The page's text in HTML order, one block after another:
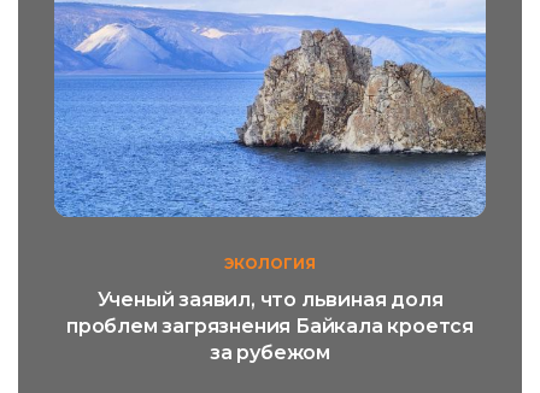
ЭКОЛОГИЯ
Ученый заявил, что львиная доля
проблем загрязнения Байкала кроется
за рубежом